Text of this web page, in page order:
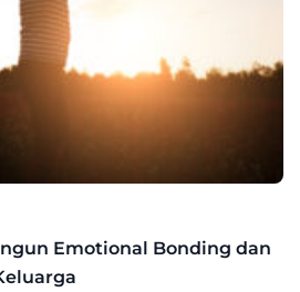
Emotional Bonding dan